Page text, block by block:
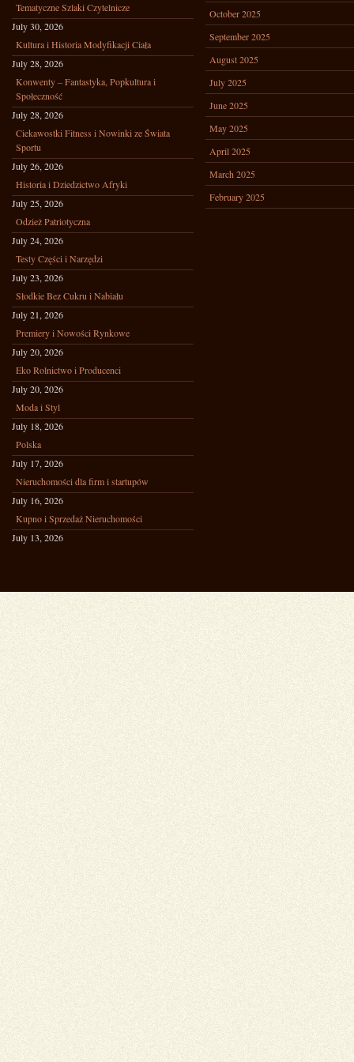
Tematyczne Szlaki Czytelnicze
July 30, 2026
Kultura i Historia Modyfikacji Ciała
July 28, 2026
Konwenty – Fantastyka, Popkultura i
Społeczność
July 28, 2026
Ciekawostki Fitness i Nowinki ze Świata
Sportu
July 26, 2026
Historia i Dziedzictwo Afryki
July 25, 2026
Odzież Patriotyczna
July 24, 2026
Testy Części i Narzędzi
July 23, 2026
Słodkie Bez Cukru i Nabiału
July 21, 2026
Premiery i Nowości Rynkowe
July 20, 2026
Eko Rolnictwo i Producenci
July 20, 2026
Moda i Styl
July 18, 2026
Polska
July 17, 2026
Nieruchomości dla firm i startupów
July 16, 2026
Kupno i Sprzedaż Nieruchomości
July 13, 2026
October 2025
September 2025
August 2025
July 2025
June 2025
May 2025
April 2025
March 2025
February 2025